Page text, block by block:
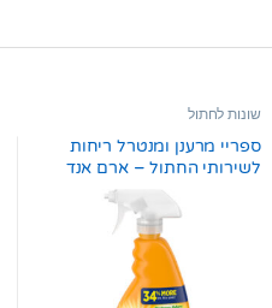
שונות לחתול
ספריי מרענן ומנטרל ריחות
לשירותי החתול – ארם אנד